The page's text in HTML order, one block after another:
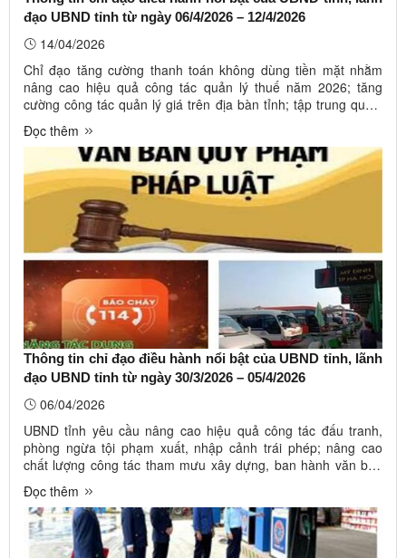
đạo UBND tỉnh từ ngày 06/4/2026 – 12/4/2026
14/04/2026
Chỉ đạo tăng cường thanh toán không dùng tiền mặt nhằm
nâng cao hiệu quả công tác quản lý thuế năm 2026; tăng
cường công tác quản lý giá trên địa bàn tỉnh; tập trung quyết
liệt chỉ đạo, thực hiện hoàn thành mục tiêu xóa nhà tạm, nhà
dột nát trên địa bàn tỉnh; chấn chỉnh công tác kiểm soát giết
Đọc thêm
Thông tin chỉ đạo điều hành nổi bật của UBND tỉnh, lãnh
đạo UBND tỉnh từ ngày 30/3/2026 – 05/4/2026
06/04/2026
UBND tỉnh yêu cầu nâng cao hiệu quả công tác đấu tranh,
phòng ngừa tội phạm xuất, nhập cảnh trái phép; nâng cao
chất lượng công tác tham mưu xây dựng, ban hành văn bản
quy phạm pháp luật; chỉ đạo bảo đảm trật tự an toàn giao
thông liên quan đến xe kinh doanh vận tải hành khách; chỉ
đạo thực hiện ...
Đọc thêm